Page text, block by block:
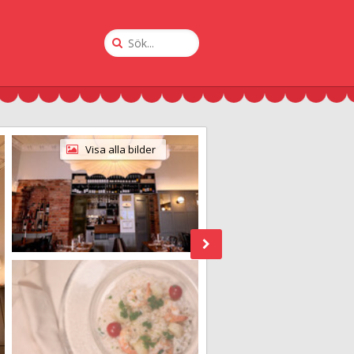
Sök
på
Visa alla bilder